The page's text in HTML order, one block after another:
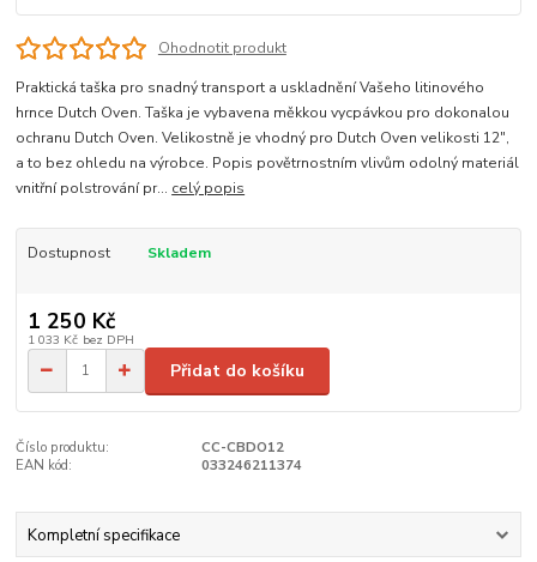
Ohodnotit produkt
Praktická taška pro snadný transport a uskladnění Vašeho litinového
hrnce Dutch Oven. Taška je vybavena měkkou vycpávkou pro dokonalou
ochranu Dutch Oven. Velikostně je vhodný pro Dutch Oven velikosti 12",
a to bez ohledu na výrobce. Popis povětrnostním vlivům odolný materiál
vnitřní polstrování pr... celý popis
Dostupnost Skladem
1 250 Kč
1 033 Kč bez DPH
Přidat do košíku
Číslo produktu:
CC-CBDO12
EAN kód:
033246211374
Kompletní specifikace